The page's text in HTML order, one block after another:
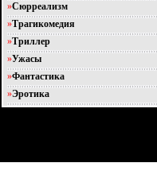
»Сюрреализм
»Трагикомедия
»Триллер
»Ужасы
»Фантастика
»Эротика